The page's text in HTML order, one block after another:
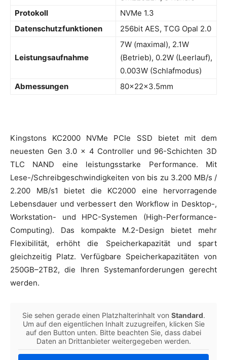
Protokoll
NVMe 1.3
Datenschutzfunktionen
256bit AES, TCG Opal 2.0
Leistungsaufnahme
7W (maximal), 2.1W
(Betrieb), 0.2W (Leerlauf),
0.003W (Schlafmodus)
Abmessungen
80x22x3.5mm
Kingstons KC2000 NVMe PCIe SSD bietet mit dem
neuesten Gen 3.0 x 4 Controller und 96-Schichten 3D
TLC NAND eine leistungsstarke Performance. Mit
Lese-/Schreibgeschwindigkeiten von bis zu 3.200 MB/s /
2.200 MB/s1 bietet die KC2000 eine hervorragende
Lebensdauer und verbessert den Workflow in Desktop-,
Workstation- und HPC-Systemen (High-Performance-
Computing). Das kompakte M.2-Design bietet mehr
Flexibilität, erhöht die Speicherkapazität und spart
gleichzeitig Platz. Verfügbare Speicherkapazitäten von
250GB–2TB2, die Ihren Systemanforderungen gerecht
werden.
Sie sehen gerade einen Platzhalterinhalt von Standard.
Um auf den eigentlichen Inhalt zuzugreifen, klicken Sie
auf den Button unten. Bitte beachten Sie, dass dabei
Daten an Drittanbieter weitergegeben werden.